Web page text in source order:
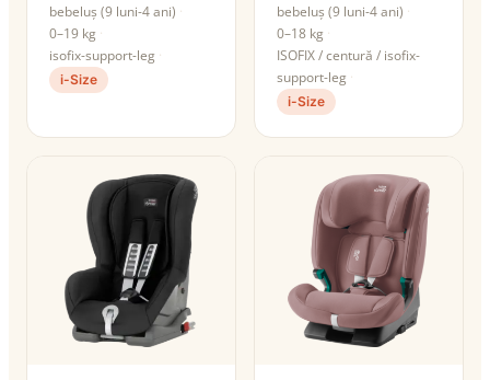
bebeluș (9 luni-4 ani)
0–19 kg
isofix-support-leg
i-Size
bebeluș (9 luni-4 ani)
0–18 kg
ISOFIX / centură / isofix-
support-leg
i-Size